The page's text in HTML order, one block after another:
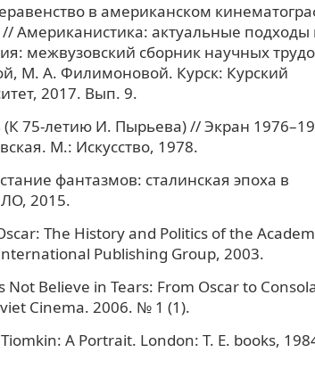
в американском
Американистика: актуальные подходы
межвузовский сборник научных
М. А. Филимоновой. Курск: Курский
2017. Вып. 9.
75-летию И. Пырьева) // Экран
М.: Искусство, 1978.
фантазмов: сталинская эпоха в
2015.
The History and Politics of the
Publishing Group, 2003.
Not Believe in Tears: From Oscar to
Cinema. 2006. № 1 (1).
A Portrait. London: T. E. books,